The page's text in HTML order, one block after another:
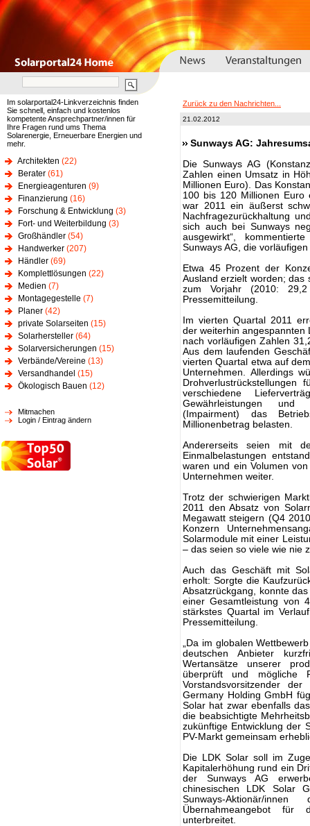
Im solarportal24-Linkverzeichnis finden
Sie schnell, einfach und kostenlos
kompetente Ansprechpartner/innen für
Ihre Fragen rund ums Thema
Solarenergie, Erneuerbare Energien und
mehr.
Architekten (22)
Berater (61)
Energieagenturen (9)
Finanzierung (16)
Forschung & Entwicklung (3)
Fort- und Weiterbildung (3)
Großhändler (54)
Handwerker (207)
Händler (69)
Komplettlösungen (22)
Medien (7)
Montagegestelle (7)
Planer (42)
private Solarseiten (15)
Solarhersteller (64)
Solarversicherungen (15)
Verbände/Vereine (13)
Versandhandel (15)
Ökologisch Bauen (12)
Mitmachen
Login / Eintrag ändern
Zurück zu den Nachrichten...
21.02.2012
Sunways AG:
Die Sunways AG
Zahlen einen Umsatz in
Millionen Euro). Das
100 bis 120 Millionen
war 2011 ein äußerst
Nachfragezurückhaltung
sich auch bei Sunways
ausgewirkt“,
Sunways AG, die
Etwa 45 Prozent der
Ausland erzielt worden; das
zum Vorjahr (2010:
Pressemitteilung.
Im vierten Quartal 2011
der weiterhin
nach vorläufigen Zahlen
Aus dem laufenden
vierten Quartal etwa auf
Unternehmen. Allerdings
Drohverlustrückstellungen
verschiedene
Gewährleistungen und
(Impairment) das
Millionenbetrag belasten.
Andererseits seien mit
Einmalbelastungen
waren und ein Volumen
Unternehmen weiter.
Trotz der schwierigen
2011 den Absatz von
Megawatt steigern (Q4
Konzern
Solarmodule mit einer
– das seien so viele wie nie
Auch das Geschäft mit
erholt: Sorgte die
Absatzrückgang, konnte
einer Gesamtleistung von
stärkstes Quartal im
Pressemitteilung.
„Da im globalen
deutschen Anbieter
Wertansätze unserer
überprüft und mögliche
Vorstandsvorsitzender
Germany Holding GmbH
Solar hat zwar ebenfalls
die beabsichtigte
zukünftige Entwicklung der
PV-Markt gemeinsam
Die LDK Solar soll im
Kapitalerhöhung rund ein
der Sunways AG
chinesischen LDK Solar
Sunways-Aktionär/
Übernahmeangebot für
unterbreitet.